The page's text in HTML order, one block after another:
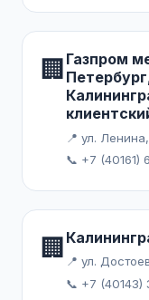
🏢 Газпром
📍 ул.
📞 +7 (40161)
🏢 📍 ул.
📞 +7 (40143)